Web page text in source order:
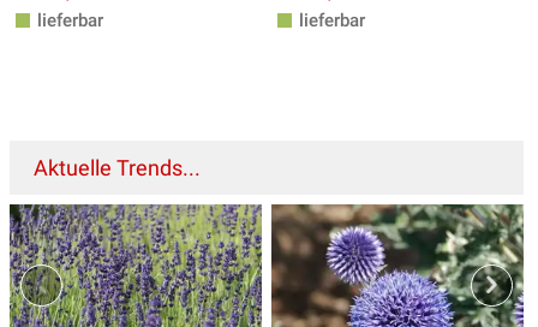
lieferbar
lieferbar
Aktuelle Trends...